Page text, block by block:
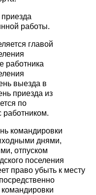
работы.
главой
работника
выезда в
приезда из
по
работником.
командировки
днями,
отпуском
поселения
право убыть к месту